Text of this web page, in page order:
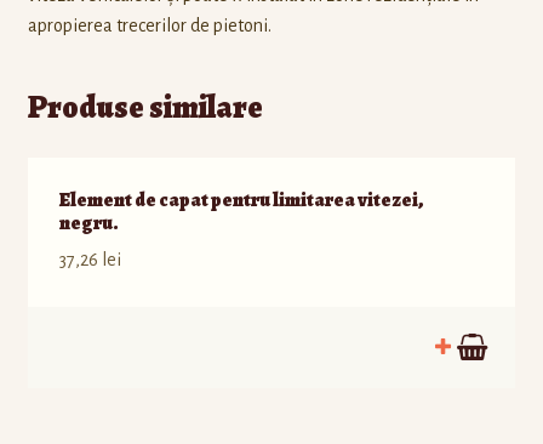
apropierea trecerilor de pietoni.
Produse similare
Element de capat pentru limitarea vitezei,
negru.
37,26 lei